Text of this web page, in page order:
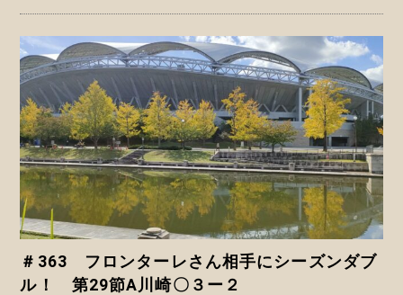
＃363 フロンターレさん相手にシーズンダブ
ル！ 第29節A川崎〇３ー２